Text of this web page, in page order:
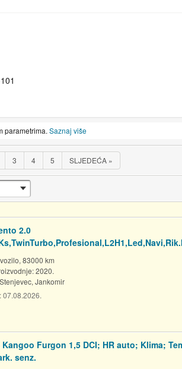
parametrima.Saznaj više
3 4 5 SLJEDEĆA »
2.0
83000 km
2020.
Stenjevec, Jankomir
07.08.2026.
Furgon 1,5 DCI; HR auto; Klima;
senz.